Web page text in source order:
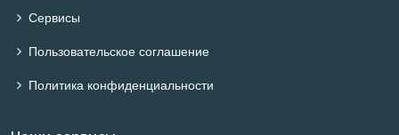
Сервисы
Пользовательское соглашение
Политика конфиденциальности